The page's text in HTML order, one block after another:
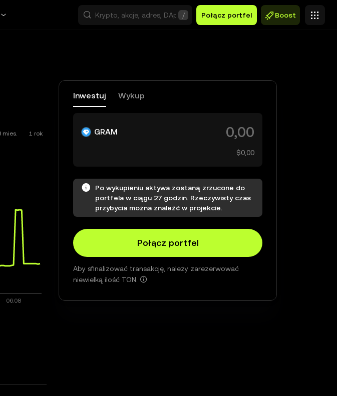
/ Połącz portfel Boost
mies. 1 rok
Inwestuj Wykup
GRAM
$0,00
Po wykupieniu aktywa zostaną zrzucone do
portfela w ciągu 27 godzin. Rzeczywisty czas
przybycia można znaleźć w projekcie.
Połącz portfel
Aby sfinalizować transakcję, należy zarezerwować
niewielką ilość TON.